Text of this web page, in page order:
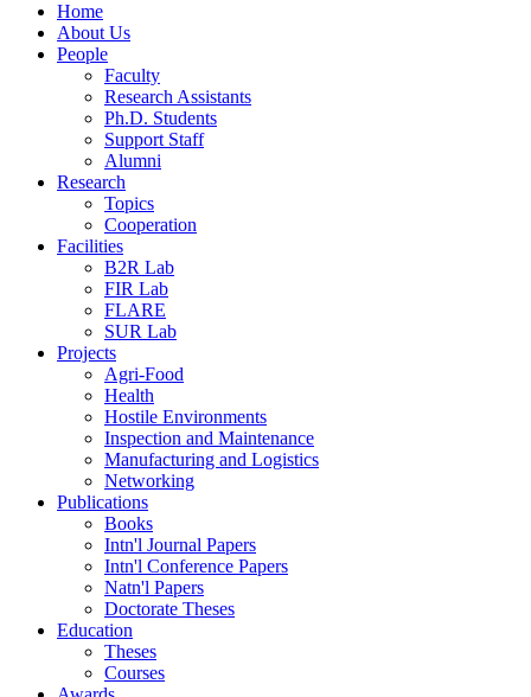
Home
About Us
People
Faculty
Research Assistants
Ph.D. Students
Support Staff
Alumni
Research
Topics
Cooperation
Facilities
B2R Lab
FIR Lab
FLARE
SUR Lab
Projects
Agri-Food
Health
Hostile Environments
Inspection and Maintenance
Manufacturing and Logistics
Networking
Publications
Books
Intn'l Journal Papers
Intn'l Conference Papers
Natn'l Papers
Doctorate Theses
Education
Theses
Courses